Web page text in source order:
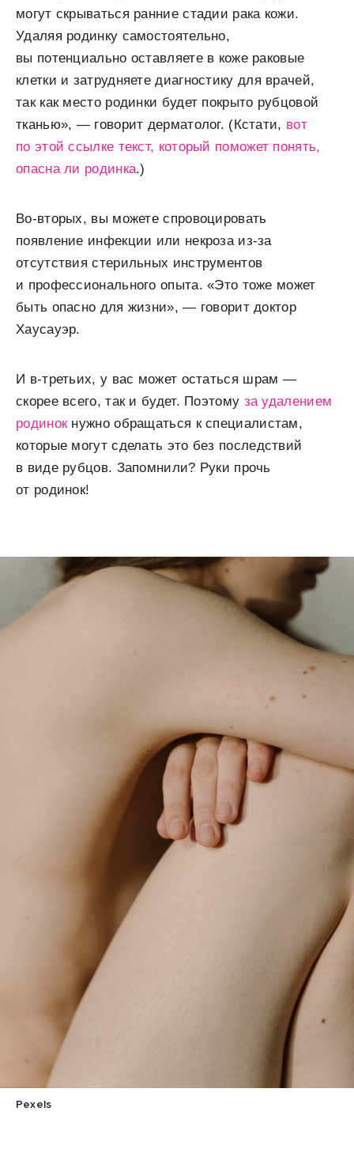
могут скрываться ранние стадии рака кожи.
Удаляя родинку самостоятельно,
вы потенциально оставляете в коже раковые
клетки и затрудняете диагностику для врачей,
так как место родинки будет покрыто рубцовой
тканью», — говорит дерматолог. (Кстати, вот
по этой ссылке текст, который поможет понять,
опасна ли родинка.)
Во-вторых, вы можете спровоцировать
появление инфекции или некроза из-за
отсутствия стерильных инструментов
и профессионального опыта. «Это тоже может
быть опасно для жизни», — говорит доктор
Хаусауэр.
И в-третьих, у вас может остаться шрам —
скорее всего, так и будет. Поэтому за удалением
родинокнужно обращаться к специалистам,
которые могут сделать это без последствий
в виде рубцов. Запомнили? Руки прочь
от родинок!
Pexels